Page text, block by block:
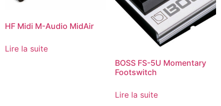
HF Midi M-Audio MidAir
Lire la suite
BOSS FS-5U Momentary
Footswitch
Lire la suite